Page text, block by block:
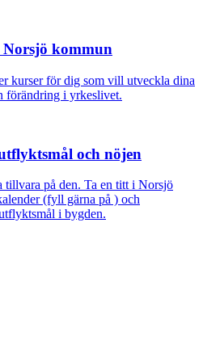
kommun
kurser för dig som vill utveckla dina
förändring i yrkeslivet.
och nöjen
tillvara på den. Ta en titt i Norsjö
(fyll gärna på ) och
i bygden.